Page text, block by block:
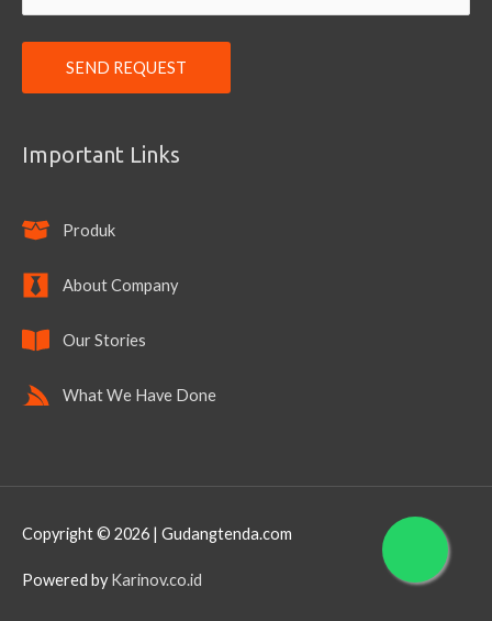
Important Links
Produk
About Company
Our Stories
What We Have Done
Copyright © 2026 | Gudangtenda.com
Powered byKarinov.co.id